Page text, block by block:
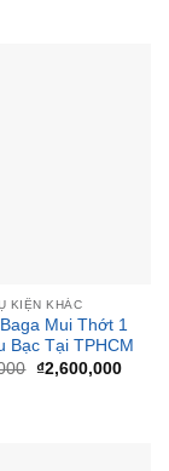
KIỆN KHÁC
Mui Thớt 1
Bạc Tại TPHCM
Giá
₫2,600,000Giá